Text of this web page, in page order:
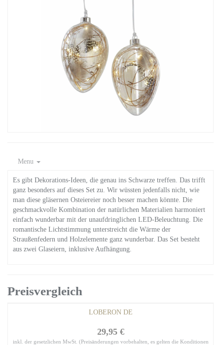
Menu
Es gibt Dekorations-Ideen, die genau ins Schwarze treffen. Das trifft
ganz besonders auf dieses Set zu. Wir wüssten jedenfalls nicht, wie
man diese gläsernen Osteiereier noch besser machen könnte. Die
geschmackvolle Kombination der natürlichen Materialien harmoniert
einfach wunderbar mit der unaufdringlichen LED-Beleuchtung. Die
romantische Lichtstimmung unterstreicht die Wärme der
Straußenfedern und Holzelemente ganz wunderbar. Das Set besteht
aus zwei Glaseiern, inklusive Aufhängung.
Preisvergleich
LOBERON DE
29,95 €
inkl. der gesetzlichen MwSt. (Preisänderungen vorbehalten, es gelten die Konditionen